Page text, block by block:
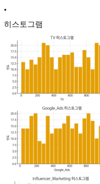
•
히스토그램